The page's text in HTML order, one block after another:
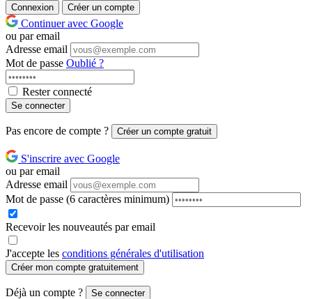
Connexion Créer un compte
Continuer avec Google
ou par email
Adresse email
Mot de passe Oublié ?
Rester connecté
Se connecter
Pas encore de compte ? Créer un compte gratuit
S'inscrire avec Google
ou par email
Adresse email
Mot de passe (6 caractères minimum)
Recevoir les nouveautés par email
J'accepte les conditions générales d'utilisation
Créer mon compte gratuitement
Déjà un compte ? Se connecter